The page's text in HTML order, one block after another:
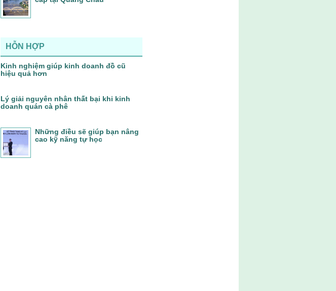
HỖN HỢP
Kinh nghiệm giúp kinh doanh đồ cũ
hiệu quả hơn
Lý giải nguyên nhân thất bại khi kinh
doanh quán cà phê
Những điều sẽ giúp bạn nâng
cao kỹ năng tự học